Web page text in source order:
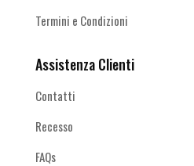
Termini e Condizioni
Assistenza Clienti
Contatti
Recesso
FAQs